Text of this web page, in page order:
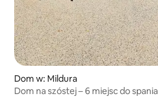
Dom w: Mildura
Dom na szóstej – 6 miejsc do